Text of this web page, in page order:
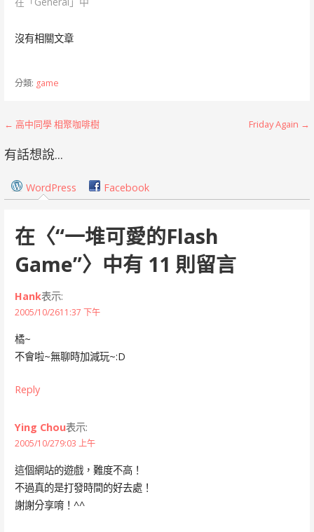
沒有相關文章
分類: game
文
章
導
覽
← 高中同學 相聚咖啡樹 Friday Again →
有話想說...
WordPress Facebook
在〈“一堆可愛的Flash
Game”〉中有 11 則留言
Hank表示:
2005/10/2611:37 下午
橘~
不會啦~無聊時加減玩~:D
Reply
Ying Chou表示:
2005/10/279:03 上午
這個網站的遊戲，難度不高！
不過真的是打發時間的好去處！
謝謝分享唷！^^